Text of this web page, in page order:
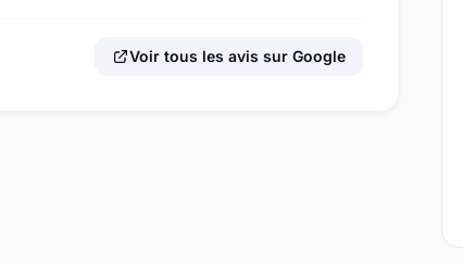
Voir tous les avis sur Google